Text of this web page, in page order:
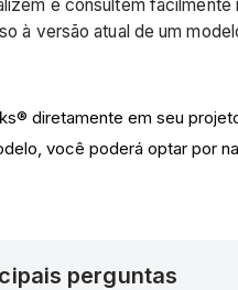
e consultem
à versão atual de um
diretamente em seu
você poderá optar por
perguntas